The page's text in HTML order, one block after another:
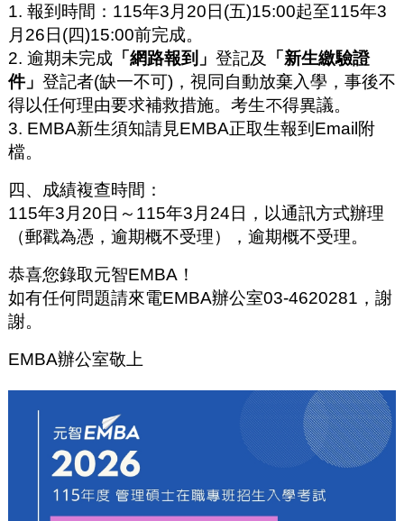
1. 報到時間：115年3月20日(五)15:00起至115年3
月26日(四)15:00前完成。
2. 逾期未完成「網路報到」 登記及
「新生繳驗證
件」 登記者(缺一不可)，視同自動放棄入學，事後不
得以任何理由要求補救措施。考生不得異議。
3. EMBA新生須知請見EMBA正取生報到Email附
檔。
四、成績複查時間：
115年3月20日～115年3月24日，以通訊方式辦理
（郵戳為憑，逾期概不受理），逾期概不受理。
恭喜您錄取元智EMBA！
如有任何問題請來電EMBA辦公室03-4620281，謝
謝。
EMBA辦公室敬上